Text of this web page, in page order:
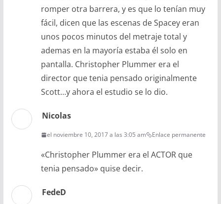
romper otra barrera, y es que lo tenían muy
fácil, dicen que las escenas de Spacey eran
unos pocos minutos del metraje total y
ademas en la mayoría estaba él solo en
pantalla. Christopher Plummer era el
director que tenia pensado originalmente
Scott…y ahora el estudio se lo dio.
Nicolas
el noviembre 10, 2017 a las 3:05 am Enlace permanente
«Christopher Plummer era el ACTOR que
tenia pensado» quise decir.
FedeD